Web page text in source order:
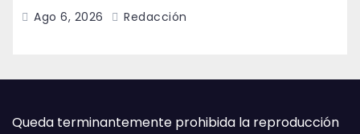
Ago 6, 2026 Redacción
Queda terminantemente prohibida la reproducción